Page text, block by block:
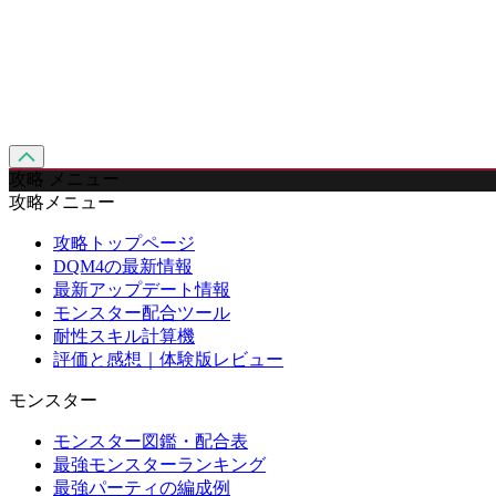
攻略 メニュー
攻略メニュー
攻略トップページ
DQM4の最新情報
最新アップデート情報
モンスター配合ツール
耐性スキル計算機
評価と感想｜体験版レビュー
モンスター
モンスター図鑑・配合表
最強モンスターランキング
最強パーティの編成例